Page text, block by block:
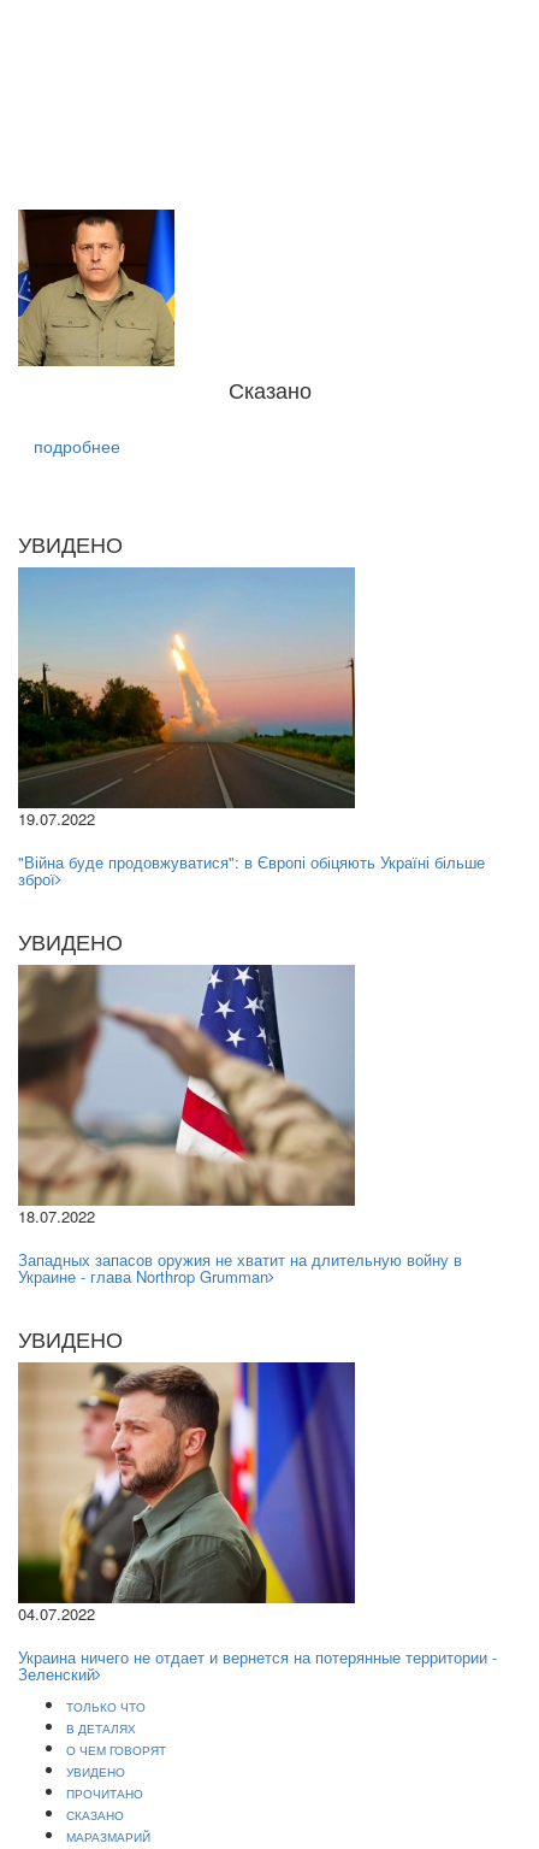
Сказано
подробнее
УВИДЕНО
19.07.2022
"Війна буде продовжуватися": в Європі обіцяють Україні більше
зброї
УВИДЕНО
18.07.2022
Западных запасов оружия не хватит на длительную войну в
Украине - глава Northrop Grumman
УВИДЕНО
04.07.2022
Украина ничего не отдает и вернется на потерянные территории -
Зеленский
ТОЛЬКО ЧТО
В ДЕТАЛЯХ
О ЧЕМ ГОВОРЯТ
УВИДЕНО
ПРОЧИТАНО
СКАЗАНО
МАРАЗМАРИЙ